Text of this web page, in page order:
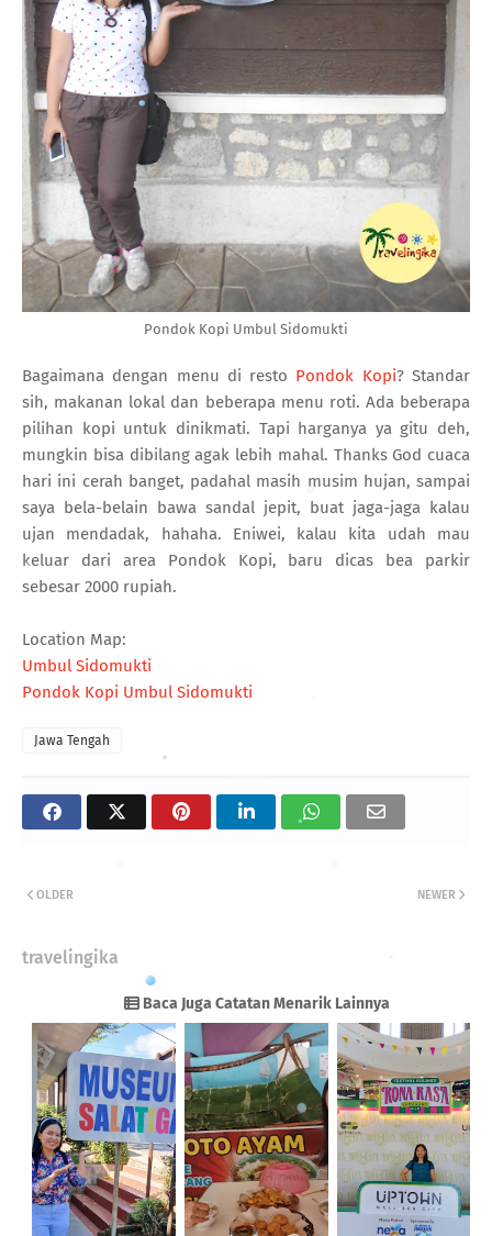
Pondok Kopi Umbul Sidomukti
Bagaimana dengan menu di resto Pondok Kopi? Standar
sih, makanan lokal dan beberapa menu roti. Ada beberapa
pilihan kopi untuk dinikmati. Tapi harganya ya gitu deh,
mungkin bisa dibilang agak lebih mahal. Thanks God cuaca
hari ini cerah banget, padahal masih musim hujan, sampai
saya bela-belain bawa sandal jepit, buat jaga-jaga kalau
ujan mendadak, hahaha. Eniwei, kalau kita udah mau
keluar dari area Pondok Kopi, baru dicas bea parkir
sebesar 2000 rupiah.
Location Map:
Umbul Sidomukti
Pondok Kopi Umbul Sidomukti
Jawa Tengah
NEWER
OLDER
travelingika
Baca Juga Catatan Menarik Lainnya